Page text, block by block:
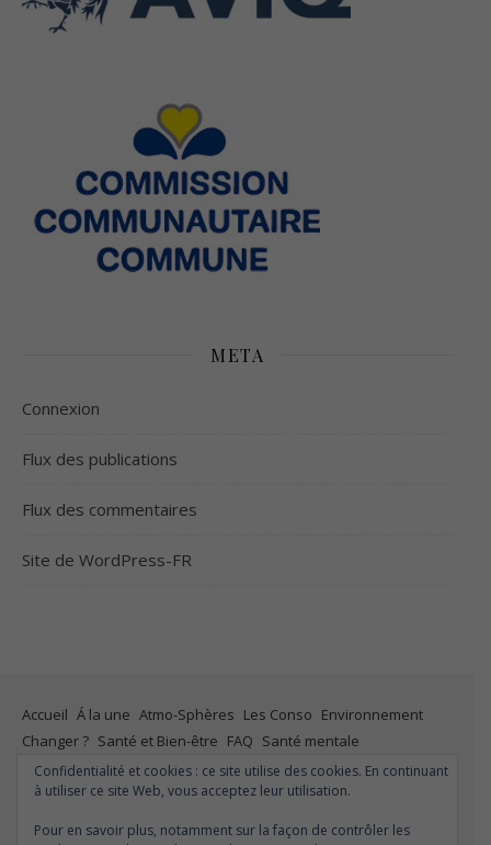
META
Connexion
Flux des publications
Flux des commentaires
Site de WordPress-FR
Accueil Á la une Atmo-Sphères Les Conso Environnement
Changer ? Santé et Bien-être FAQ Santé mentale
Plus de liberté
Plus d’argent Meilleur sommeil
Meilleur coeur
Meilleur souffle Meilleure fertilité
Meilleure vie sexuelle
Confidentialité et cookies : ce site utilise des cookies. En continuant
à utiliser ce site Web, vous acceptez leur utilisation.
Pour en savoir plus, notamment sur la façon de contrôler les